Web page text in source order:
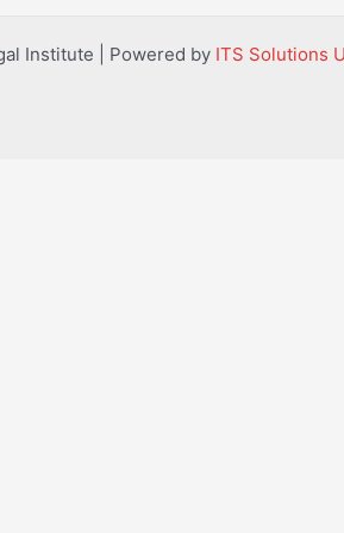
Institute | Powered by ITS Solutions